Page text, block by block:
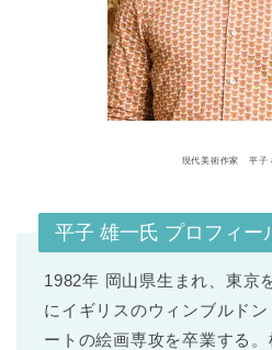
現代美術作家 平子
平子 雄一氏 プロフィー
1982年 岡山県生まれ、東京
にイギリスのウィンブルド
ートの絵画専攻を卒業する